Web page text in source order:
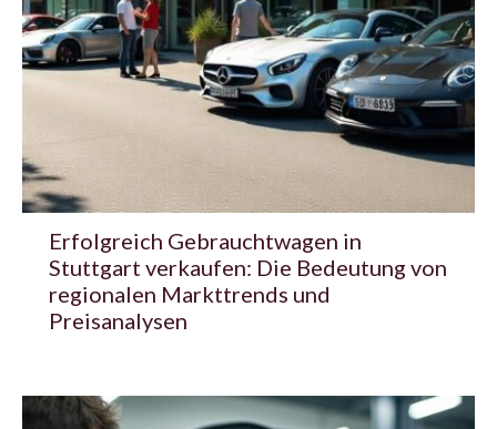
Erfolgreich Gebrauchtwagen in
Stuttgart verkaufen: Die Bedeutung von
regionalen Markttrends und
Preisanalysen